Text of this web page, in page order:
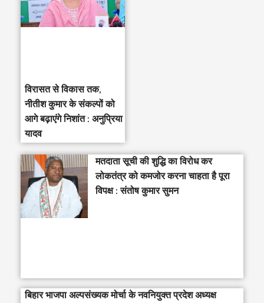
विरासत से विकास तक,
नीतीश कुमार के संकल्पों को
आगे बढ़ाएंगे निशांत : अनुप्रिया
यादव
मतदाता सूची की शुद्धि का विरोध कर
लोकतंत्र को कमजोर करना चाहता है पूरा
विपक्ष : संतोष कुमार सुमन
बिहार भाजपा अल्पसंख्यक मोर्चा के नवनियुक्त प्रदेश अध्यक्ष